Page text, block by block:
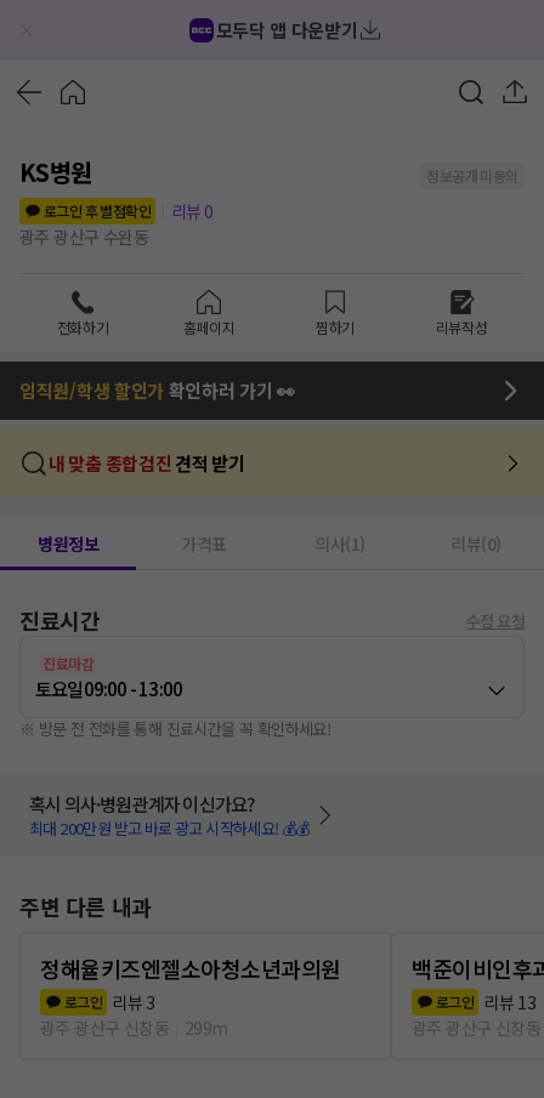
모두닥 앱 다운받기
KS병원
정보공개 미동의
로그인 후 별점확인
리뷰 0
광주 광산구 수완동
전화하기 홈페이지 찜하기 리뷰작성
임직원/학생 할인가확인하러 가기 👀
내 맞춤 종합검진 견적 받기
병원정보 가격표 의사(1) 리뷰(0)
진료시간 수정 요청
진료마감
토요일09:00 - 13:00
※ 방문 전 전화를 통해 진료시간을 꼭 확인하세요!
혹시 의사·병원관계자 이신가요?
최대 200만원 받고 바로 광고 시작하세요! 💰💰
주변 다른 내과
정해율키즈엔젤소아청소년과의원
로그인 리뷰 3
광주 광산구 신창동
299m
백준이비인후
로그인 리뷰 13
광주 광산구 신창동